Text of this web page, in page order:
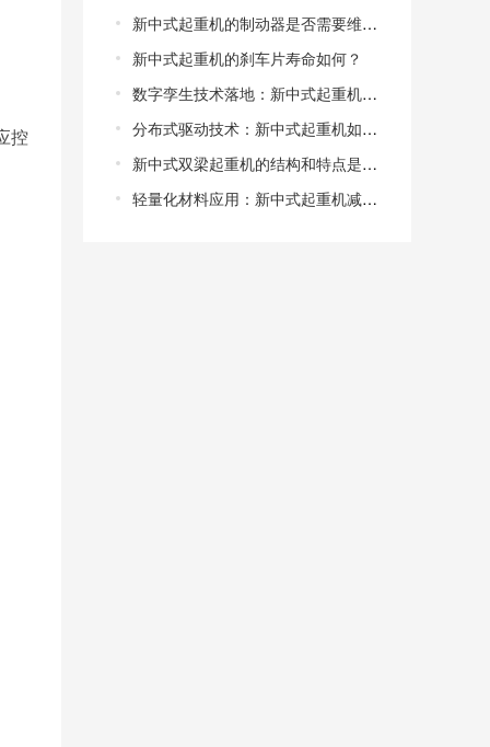
控
新中式起重机的制动器是否需要维护？
新中式起重机的刹车片寿命如何？
数字孪生技术落地：新中式起重机的虚拟调试能缩短多少交付周期？从物理样机到数字镜像，调试成本能否降低50%以上？
分布式驱动技术：新中式起重机如何告别“大马拉小车”的能耗困局？集中驱动vs分布式驱动，哪一种更适合中小型制造车间？
新中式双梁起重机的结构和特点是什么？新中式双梁起重机的结构特点
轻量化材料应用：新中式起重机减重30%后，**性如何保障？高强度钢与碳纤维复合，谁才是轻量化的*优解？